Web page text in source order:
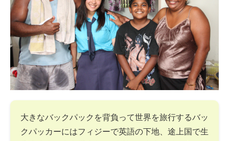
大きなバックパックを背負って世界を旅行するバッ
クパッカーにはフィジーで英語の下地、途上国で生